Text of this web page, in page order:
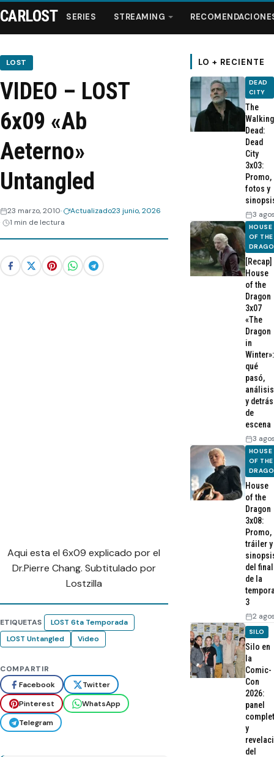
Series
Streaming
Recomendaciones
Webisodios
CARLOST SERIES STREAMING
LOST
VIDEO – LOST
6x09 «Ab
Aeterno»
Untangled
23 marzo, 2010 Actualizado23 junio, 2026
1 min de lectura
Aqui esta el 6x09 explicado por el
Dr.Pierre Chang. Subtitulado por
Lostzilla
ETIQUETAS
LOST 6ta Temporada
LOST Untangled
Video
COMPARTIR
Facebook
Twitter
Pinterest
WhatsApp
Telegram
LO + RECIENTE
DEAD
CITY
The
Walking
Dead:
Dead
City
3x03:
Promo,
fotos y
3
HOUSE
OF THE
[Recap]
House
of the
Dragon
3x07
«The
Dragon
in
Winter»:
qué
pasó,
análisis
y detrás
de
escena
3
HOUSE
OF THE
House
of the
Dragon
3x08:
Promo,
tráiler y
del final
de la
3
2
SILO
Silo en
la
Comic-
Con
2026:
panel
y
del